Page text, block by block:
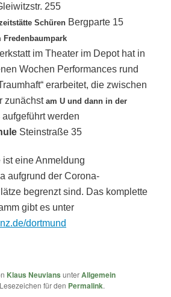
255
SchürenBergparte 15
im Theater im Depot hat in
Wochen Performances rund
erarbeitet, die zwischen
zunächst am U und dann in der
aufgeführt werden
Steinstraße 35
ist eine Anmeldung
aufgrund der Corona-
begrenzt sind. Das komplette
gibt es unter
dortmund
Klaus Neuvians unterAllgemein
für den Permalink.